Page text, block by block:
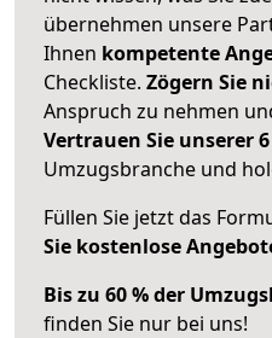
übernehmen unsere
Ihnen kompetente
Checkliste. Zögern Sie
Anspruch zu nehmen
Vertrauen Sie unserer
Umzugsbranche und
Füllen Sie jetzt das
Sie kostenlose
Bis zu 60 % der
finden Sie nur bei uns!